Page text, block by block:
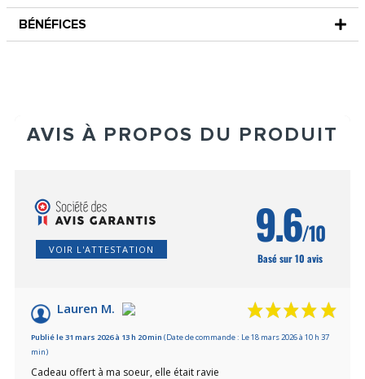
BÉNÉFICES
AVIS À PROPOS DU PRODUIT
VOIR L'ATTESTATION 9.6/10
Basé sur 10 avis
Lauren M.
Publié le 31 mars 2026 à 13 h 20 min (Date de commande : Le 18 mars 2026 à 10 h 37
min)
Cadeau offert à ma soeur, elle était ravie